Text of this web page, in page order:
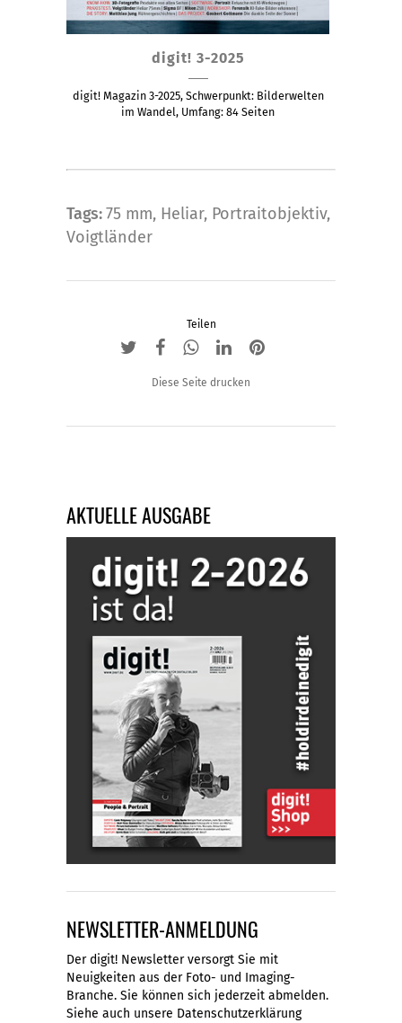
weist
mehrere
Optionen
können
der
digit! 3-2025
digit! Magazin 3-2025, Schwerpunkt: Bilderwelten
im Wandel, Umfang: 84 Seiten
Tags: 75 mm, Heliar, Portraitobjektiv,
Voigtländer
Teilen
Diese Seite drucken
AKTUELLE AUSGABE
NEWSLETTER-ANMELDUNG
Der digit! Newsletter versorgt Sie mit
Neuigkeiten aus der Foto- und Imaging-
Branche. Sie können sich jederzeit abmelden.
Siehe auch unsere Datenschutzerklärung